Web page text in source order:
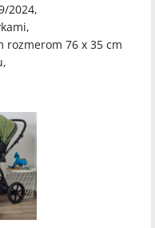
2024,
76 x 35 cm
vysokou chrbtovou
pri ktorých nehrozí
nastavenia.
ako sú nánožník,
taška, pláštenka a